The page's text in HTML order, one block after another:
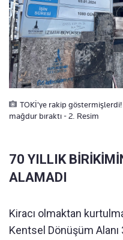
TOKİ'ye rakip
mağdur bıraktı - 2. Resim
70 YILLIK
ALAMADI
Kiracı olmaktan
Kentsel Dönüşüm